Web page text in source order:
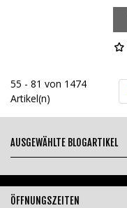
55 - 81 von 1474
Artikel(n)
AUSGEWÄHLTE BLOGARTIKEL
ÖFFNUNGSZEITEN